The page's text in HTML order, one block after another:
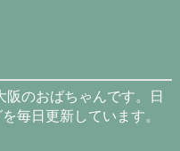
のおばちゃんです。日
毎日更新しています。